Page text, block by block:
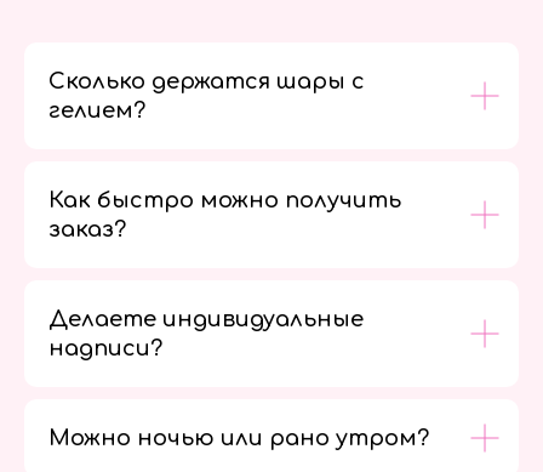
Сколько держатся шары с
гелием?
Как быстро можно получить
заказ?
Делаете индивидуальные
надписи?
Можно ночью или рано утром?